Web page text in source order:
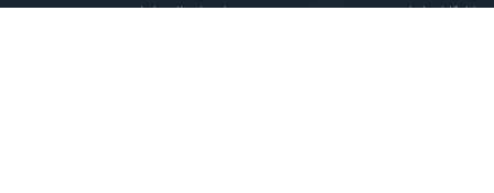
لالیگا اسپانیا
نقل و انتقالات ایران